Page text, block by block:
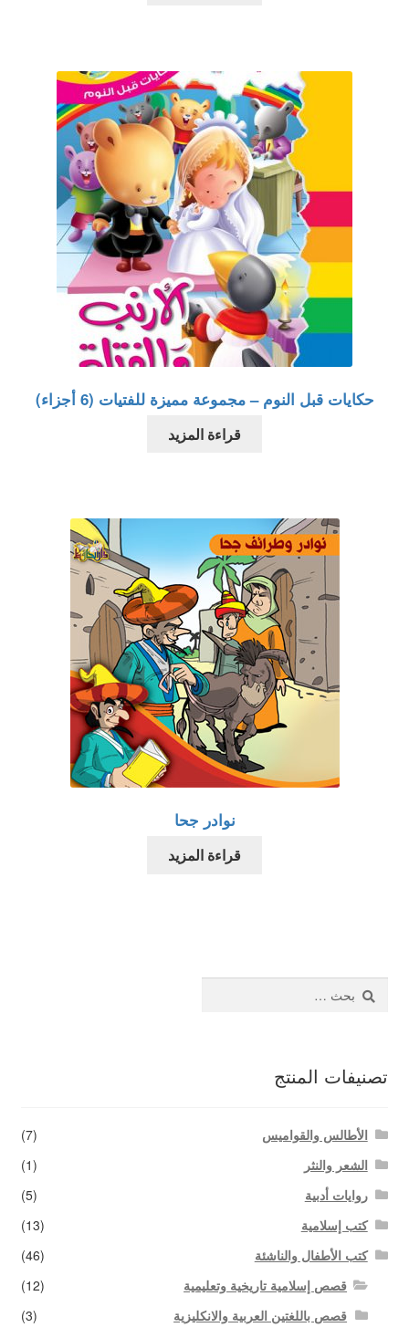
حكايات قبل النوم – مجموعة مميزة للفتيات (6 أجزاء)
قراءة المزيد
نوادر جحا
قراءة المزيد
البحث
عن:
تصنيفات المنتج
الأطالس والقواميس
(7)
الشعر والنثر
(1)
روايات أدبية
(5)
كتب إسلامية
(13)
كتب الأطفال والناشئة
(46)
قصص إسلامية تاريخية وتعليمية
(12)
قصص باللغتين العربية والانكليزية
(3)